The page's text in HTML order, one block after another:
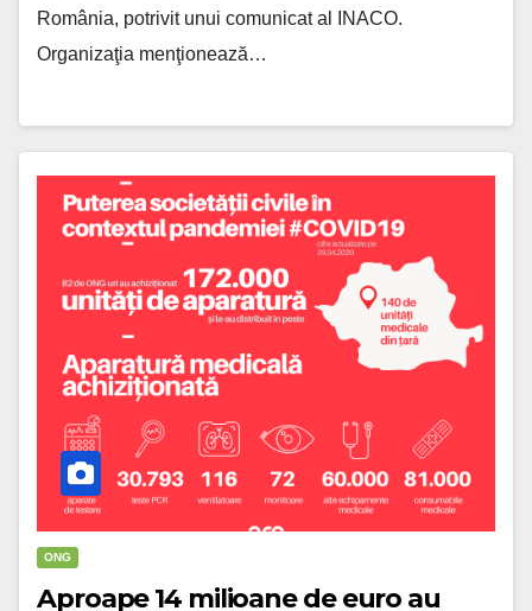
România, potrivit unui comunicat al INACO.
Organizaţia menţionează…
ONG
Aproape 14 milioane de euro au